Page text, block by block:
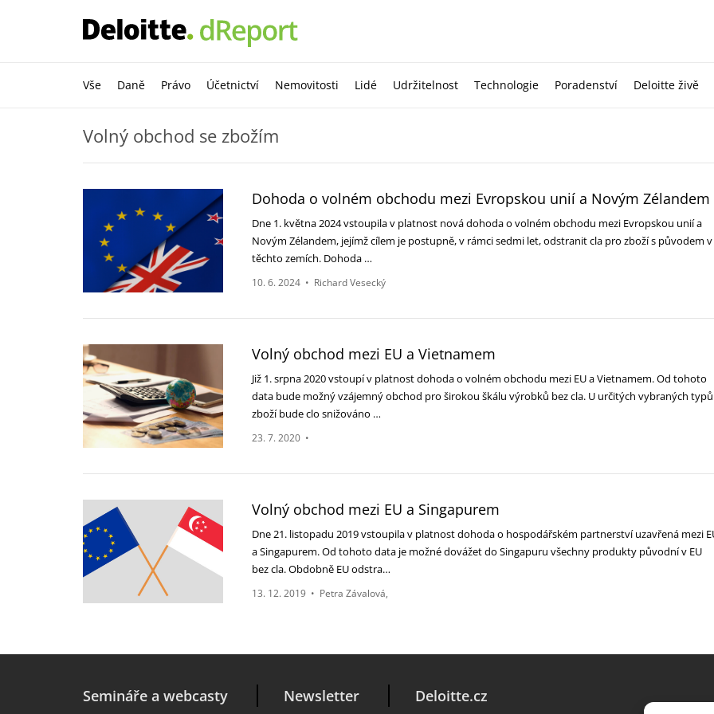
Vše Daně Právo Účetnictví Nemovitosti Lidé Udržitelnost Technologie Poradenství Deloitte živě
Volný obchod se zbožím
Dohoda o volném obchodu mezi Evropskou unií a Novým Zélandem
Dne 1. května 2024 vstoupila v platnost nová dohoda o volném obchodu mezi Evropskou unií a
Novým Zélandem, jejímž cílem je postupně, v rámci sedmi let, odstranit cla pro zboží s původem v
těchto zemích. Dohoda …
10. 6. 2024 • Richard Vesecký
Volný obchod mezi EU a Vietnamem
Již 1. srpna 2020 vstoupí v platnost dohoda o volném obchodu mezi EU a Vietnamem. Od tohoto
data bude možný vzájemný obchod pro širokou škálu výrobků bez cla. U určitých vybraných typů
zboží bude clo snižováno …
23. 7. 2020 •
Volný obchod mezi EU a Singapurem
Dne 21. listopadu 2019 vstoupila v platnost dohoda o hospodářském partnerství uzavřená mezi
a Singapurem. Od tohoto data je možné dovážet do Singapuru všechny produkty původní v EU
bez cla. Obdobně EU odstra…
13. 12. 2019 • Petra Závalová
Semináře a webcasty Newsletter Deloitte.cz